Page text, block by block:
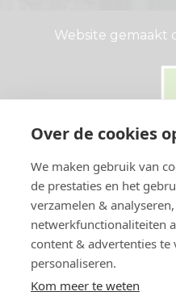
Over de cookies
We maken gebruik van
de prestaties en het
verzamelen &
netwerkfunctionaliteiten
content & advertenties te
personaliseren.
Kom meer te weten
Website gemaakt